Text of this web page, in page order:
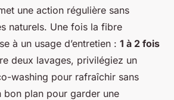
une action régulière sans
naturels. Une fois la fibre
à un usage d’entretien : 1 à 2 fois
deux lavages, privilégiez un
washing pour rafraîchir sans
bon plan pour garder une